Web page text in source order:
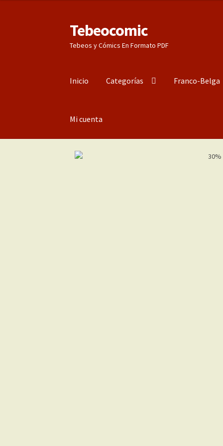
Ir
a
la
Ir
al
contenido
Tebeocomic
Tebeos y Cómics En Formato PDF
Inicio Categorías Franco-Belga
Mi cuenta